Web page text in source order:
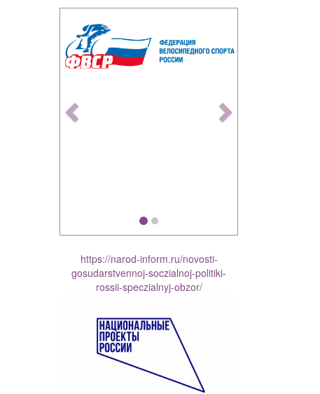
Previous
https://narod-inform.ru/novosti-
gosudarstvennoj-soczialnoj-politiki-
rossii-speczialnyj-obzor/